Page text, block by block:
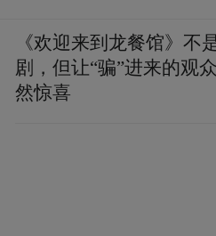
《欢迎来到龙餐馆》不
剧，但让“骗”进来的观
然惊喜